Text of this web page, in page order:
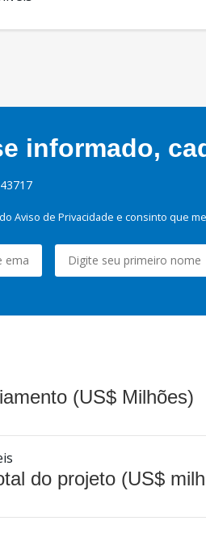
informado,
Aviso de Privacidade e consinto que
(US$ Milhões)
do projeto (US$